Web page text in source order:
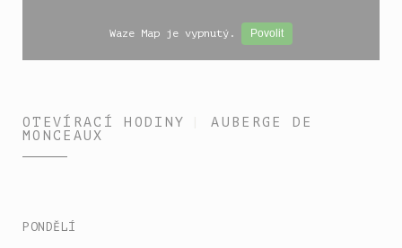
Waze Map je vypnutý. Povolit
OTEVÍRACÍ HODINY
AUBERGE DE
MONCEAUX
PONDĚLÍ